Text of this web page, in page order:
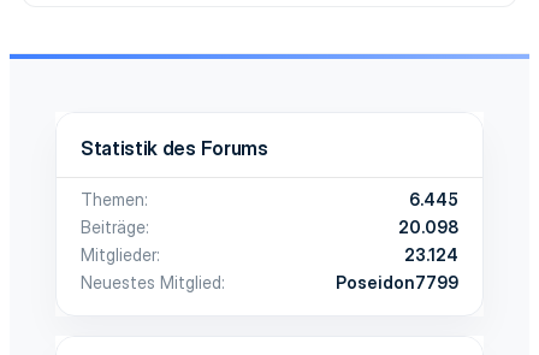
Statistik des Forums
Themen
6.445
Beiträge
20.098
Mitglieder
23.124
Neuestes Mitglied
Poseidon7799